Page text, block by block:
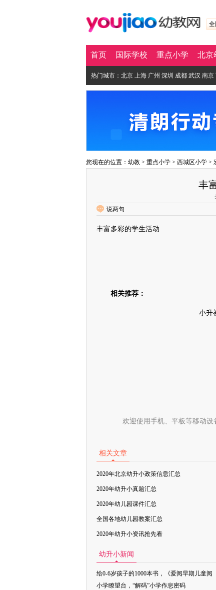
首页 国际学校 重点小学 北京
热门城市： 北京 上海 广州 深圳 成都 武汉 南京
您现在的位置： 幼教 > 重点小学 > 西城区小学 >
丰
说两句
丰富多彩的学生活动
相关推荐：
小升
欢迎使用手机、平板等移动设
相关文章
2020年北京幼升小政策信息汇总
2020年幼升小真题汇总
2020年幼儿园课件汇总
全国各地幼儿园教案汇总
2020年幼升小资讯抢先看
幼升小新闻
给0-6岁孩子的1000本书，《爱阅早期儿童阅
小学瞭望台，“解码”小学作息密码